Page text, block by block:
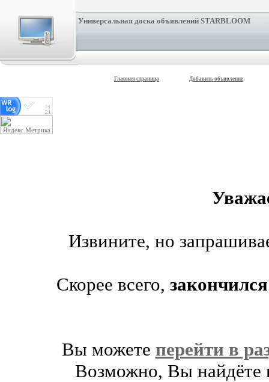
Универсальная доска объявлений STARBLOOM
Главная страница Добавить объявление
Извините, но
Скорее всего,
Вы можете перейти в
Возможно, Вы найдёте